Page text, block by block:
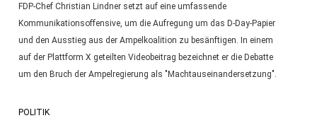
FDP-Chef Christian Lindner setzt auf eine umfassende
Kommunikationsoffensive, um die Aufregung um das D-Day-Papier
und den Ausstieg aus der Ampelkoalition zu besänftigen. In einem
auf der Plattform X geteilten Videobeitrag bezeichnet er die Debatte
um den Bruch der Ampelregierung als "Machtauseinandersetzung".
POLITIK